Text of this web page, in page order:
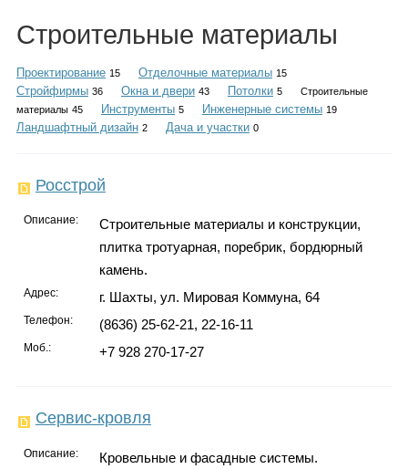
Гороскоп
Карты
Строительные материалы
Проектирование 15 Отделочные материалы 15
Стройфирмы 36 Окна и двери 43 Потолки 5
Строительные
материалы 45 Инструменты 5 Инженерные системы 19
Ландшафтный дизайн 2 Дача и участки 0
Росстрой
Описание:
Строительные материалы и конструкции,
плитка тротуарная, поребрик, бордюрный
камень.
Адрес: г. Шахты, ул. Мировая Коммуна, 64
Телефон: (8636) 25-62-21, 22-16-11
Моб.: +7 928 270-17-27
Сервис-кровля
Описание: Кровельные и фасадные системы.